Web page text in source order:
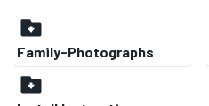
Family-Photographs